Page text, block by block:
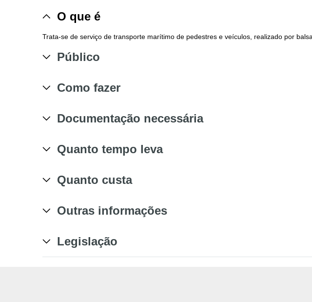
O que é
Trata-se de serviço de transporte marítimo de pedestres e veículos, realizado por
Público
Como fazer
Documentação necessária
Quanto tempo leva
Quanto custa
Outras informações
Legislação